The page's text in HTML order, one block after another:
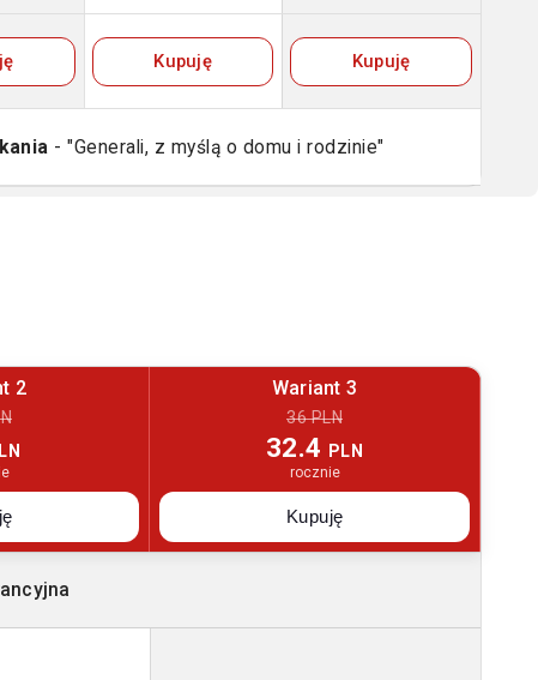
Kupuję Kupuję
- "Generali, z myślą o domu i rodzinie"
2 Wariant 3
36 PLN
32.4 PLN
rocznie
Kupuję